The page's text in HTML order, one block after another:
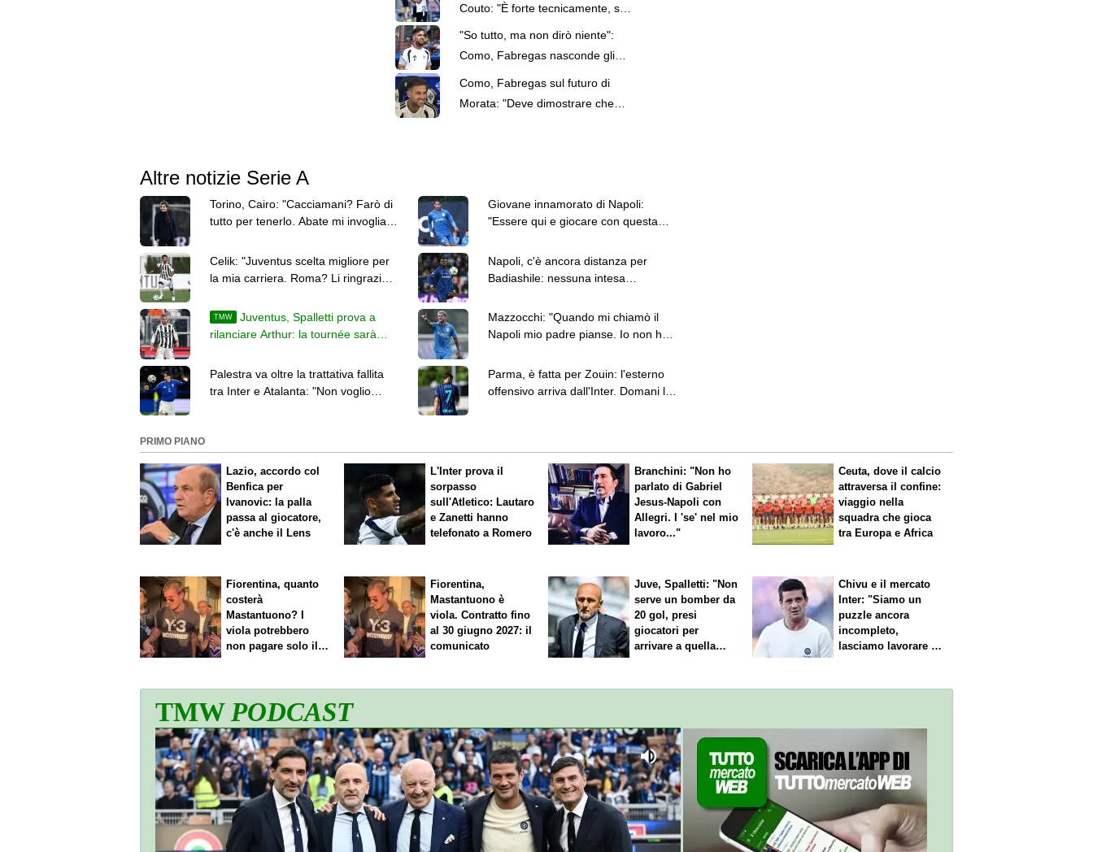
Couto: "È forte tecnicamente, si
adatta bene a noi"
"So tutto, ma non dirò niente":
Como, Fabregas nasconde gli
affari per Chalobah e Couto
Como, Fabregas sul futuro di
Morata: "Deve dimostrare che
Altre notizie Serie A
Torino, Cairo: "Cacciamani? Farò di
tutto per tenerlo. Abate mi invoglia a
Giovane innamorato di Napoli:
"Essere qui e giocare con questa
Celik: "Juventus scelta migliore per
la mia carriera. Roma? Li ringrazio,
Napoli, c'è ancora distanza per
Badiashile: nessuna intesa
TMW
Juventus, Spalletti prova a
rilanciare Arthur: la tournée sarà
Mazzocchi: "Quando mi chiamò il
Napoli mio padre pianse. Io non ho
Palestra va oltre la trattativa fallita
tra Inter e Atalanta: "Non voglio
Parma, è fatta per Zouin: l'esterno
offensivo arriva dall'Inter. Domani le
PRIMO PIANO
Lazio, accordo col
Benfica per
Ivanovic: la palla
passa al giocatore,
c'è anche il Lens
L'Inter prova il
sorpasso
sull'Atletico: Lautaro
e Zanetti hanno
telefonato a Romero
Branchini: "Non ho
parlato di Gabriel
Jesus-Napoli con
Allegri. I 'se' nel mio
lavoro..."
Ceuta, dove il calcio
attraversa il confine:
viaggio nella
squadra che gioca
tra Europa e Africa
Fiorentina, quanto
costerà
Mastantuono? I
viola potrebbero
non pagare solo il
Fiorentina,
Mastantuono è
viola. Contratto fino
al 30 giugno 2027: il
comunicato
Juve, Spalletti: "Non
serve un bomber da
20 gol, presi
giocatori per
arrivare a quella
Chivu e il mercato
Inter: "Siamo un
puzzle ancora
incompleto,
lasciamo lavorare i
TMWPODCAST